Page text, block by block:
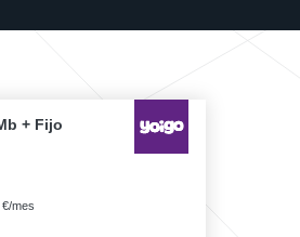
+ Fijo
€/mes